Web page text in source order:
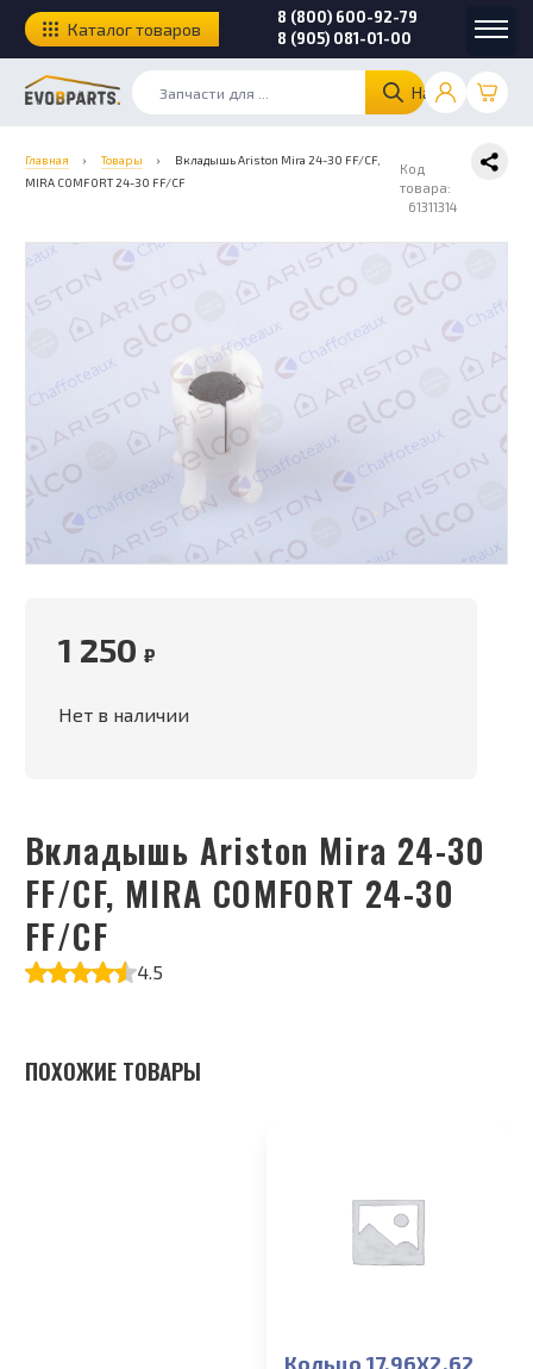
Найти
8 (800) 600-92-79
8 (905) 081-01-00
Каталог товаров
Главная › Товары ›
Вкладышь Ariston Mira 24-30 FF/CF,
MIRA COMFORT 24-30 FF/CF
Код
товара:
61311314
Вкладышь Ariston Mira 24-30
FF/CF, MIRA COMFORT 24-30
FF/CF
4.5
1 250 ₽
Нет в наличии
ПОХОЖИЕ ТОВАРЫ
Кольцо 17.96X2.62